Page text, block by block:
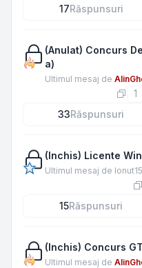
17Răspunsuri
(Anulat) Concurs
a)
Ultimul mesaj de
1
33Răspunsuri
(Inchis) Licente
Ultimul mesaj de
15Răspunsuri
(Inchis) Concurs
Ultimul mesaj de